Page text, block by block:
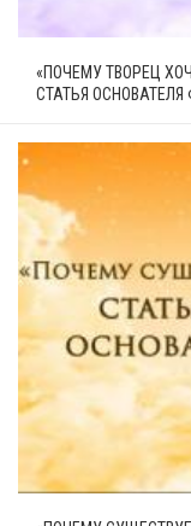
«ПОЧЕМУ ТВОРЕЦ
СТАТЬЯ